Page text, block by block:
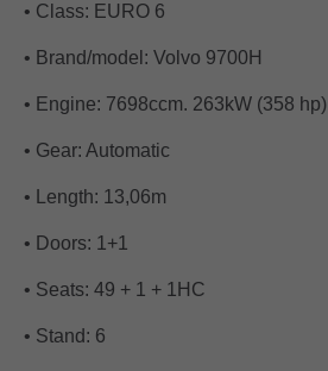
• Class: EURO 6
• Brand/model: Volvo 9700H
• Engine: 7698ccm. 263kW (358 hp)
• Gear: Automatic
• Length: 13,06m
• Doors: 1+1
• Seats: 49 + 1 + 1HC
• Stand: 6